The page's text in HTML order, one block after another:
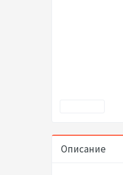
Описание